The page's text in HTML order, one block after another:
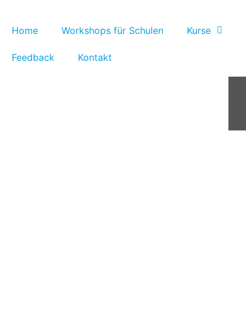
Home Workshops für Schulen Kurse
Feedback Kontakt